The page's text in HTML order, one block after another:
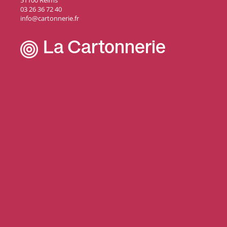
03 26 36 72 40
info@cartonnerie.fr
La Cartonnerie